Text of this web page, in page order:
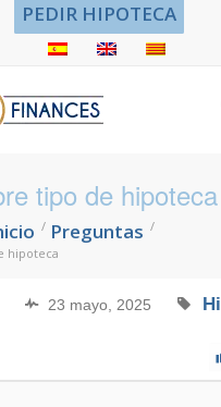
PEDIR HIPOTECA
tipo de hipoteca
/ Preguntas /
hipoteca
23 mayo, 2025